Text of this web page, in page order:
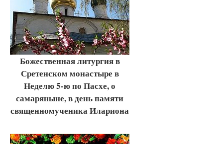
Божественная литургия в
Сретенском монастыре в
Неделю 5-ю по Пасхе, о
самаряныне, в день памяти
священномученика Илариона